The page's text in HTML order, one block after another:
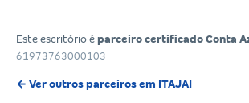
Este escritório é parceiro certificado Conta
61973763000103
← Ver outros parceiros em ITAJAI